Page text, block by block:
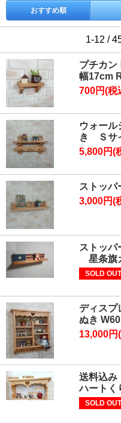
おすすめ順
1-12 /
プチカン
幅17cm
700円(税
ウォー
き Ｓサ
5,800円(
ストッ
3,000円(
ストッ
星条旗
SOLD OUT
ディスプ
ぬき
13,000円
送料込
ハート
SOLD OUT